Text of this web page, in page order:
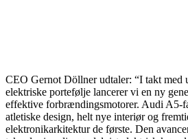
CEO Gernot Döllner udtaler: “I takt med
elektriske portefølje lancerer vi en ny
effektive forbrændingsmotorer. Audi A5-
atletiske design, helt nye interiør og
elektronikarkitektur de første. Den